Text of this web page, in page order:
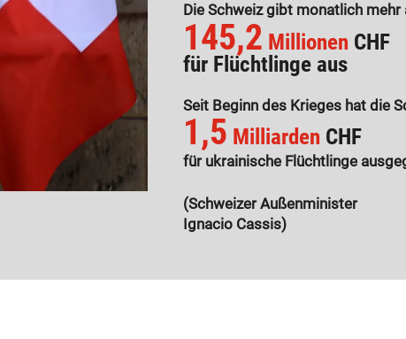
Die Schweiz gibt monatlich mehr
145,2 Millionen CHF
für Fl üchtlinge aus
Seit Beginn des Krieges hat die
1,5 Milliarden CHF
für ukrainische Flüchtlinge
(Schweizer Außenminister
Ignacio Cassis)